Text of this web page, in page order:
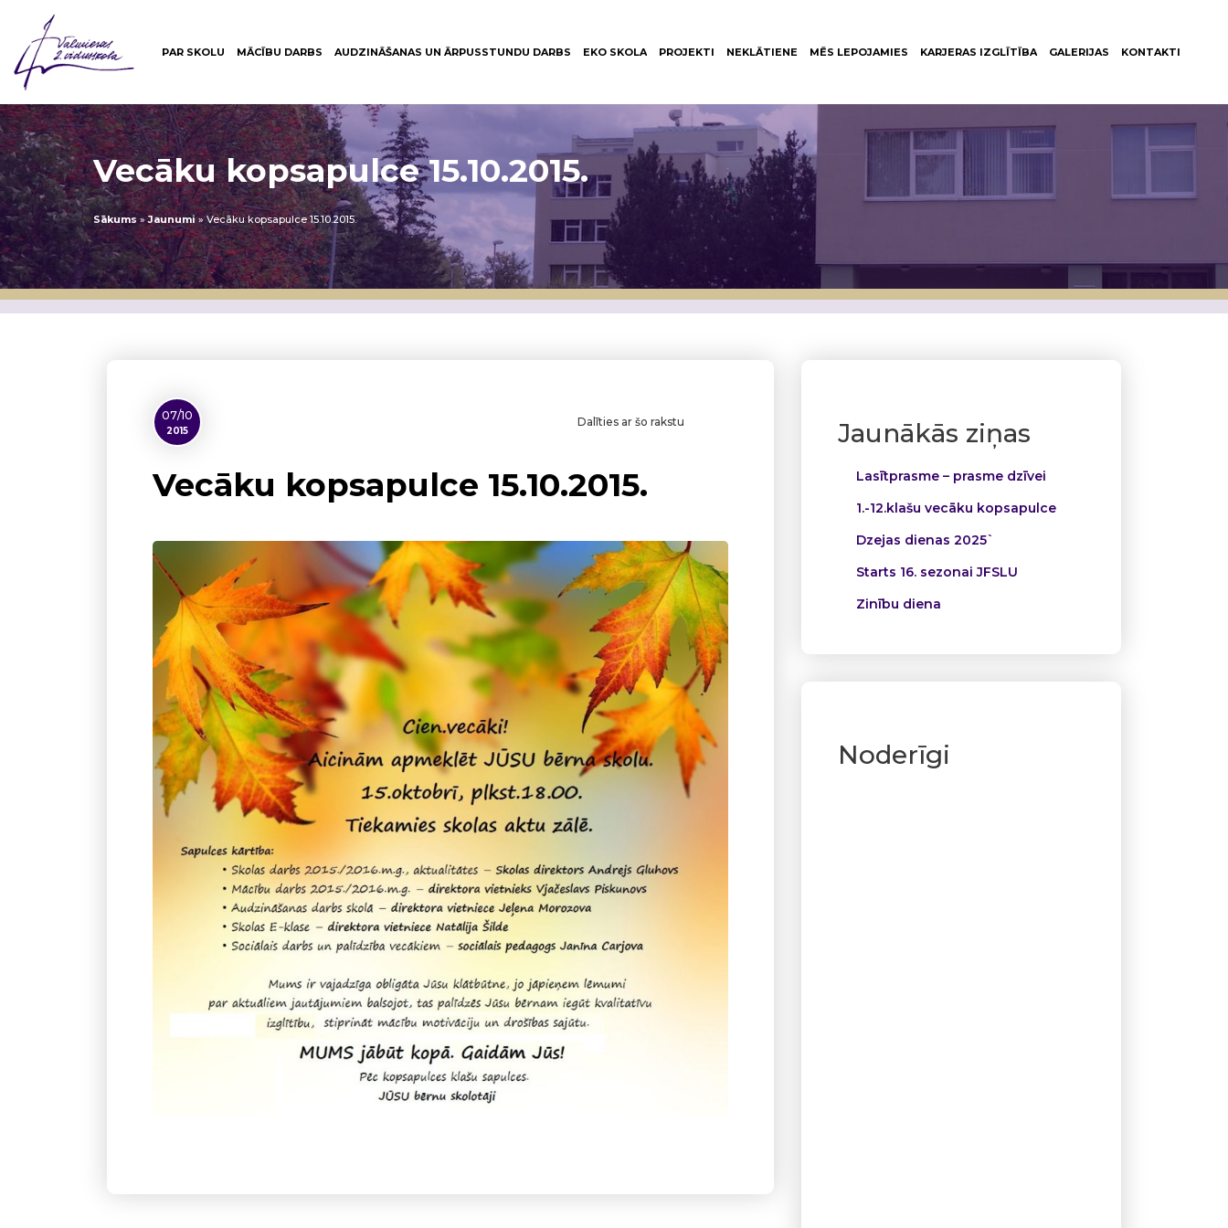
PAR SKOLU MĀCĪBU DARBS AUDZINĀŠANAS UN ĀRPUSSTUNDU DARBS EKO SKOLA PROJEKTI NEKLĀTIENE MĒS LEPOJAMIES KARJERAS IZGLĪTĪBA GALERIJAS KONTAKTI
Vecāku kopsapulce 15.10.2015.
Sākums»Jaunumi»Vecāku kopsapulce 15.10.2015.
Jaunākās ziņas
Lasītprasme – prasme dzīvei
1.-12.klašu vecāku kopsapulce
Dzejas dienas 2025`
Starts 16. sezonai JFSLU
Zinību diena
Noderīgi
07/10
2015
Dalīties ar šo rakstu
Vecāku kopsapulce 15.10.2015.